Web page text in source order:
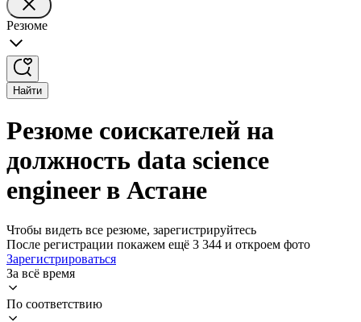
Резюме
Найти
Резюме соискателей на
должность data science
engineer в Астане
Чтобы видеть все резюме, зарегистрируйтесь
После регистрации покажем ещё 3 344 и откроем фото
Зарегистрироваться
За всё время
По соответствию